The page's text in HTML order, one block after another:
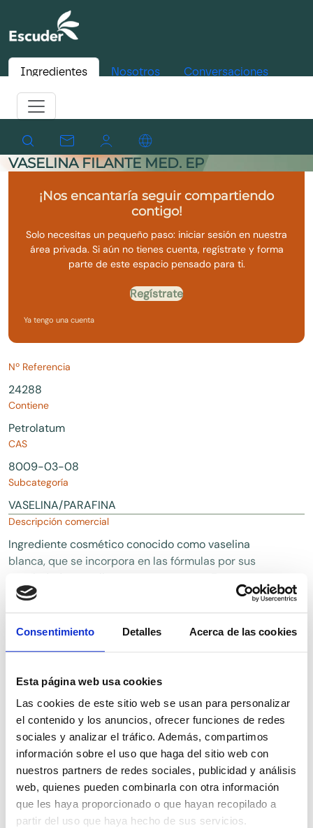
Consentimiento Detalles Acerca de las cookies
Esta página web usa cookies
Las cookies de este sitio web se usan para personalizar
el contenido y los anuncios, ofrecer funciones de redes
sociales y analizar el tráfico. Además, compartimos
información sobre el uso que haga del sitio web con
nuestros partners de redes sociales, publicidad y análisis
web, quienes pueden combinarla con otra información
que les haya proporcionado o que hayan recopilado a
partir del uso que haya hecho de sus servicios.
Ingredientes Nosotros Conversaciones
VASELINA FILANTE MED. EP
¡Nos encantaría seguir compartiendo
contigo!
Solo necesitas un pequeño paso: iniciar sesión en nuestra
área privada. Si aún no tienes cuenta, regístrate y forma
parte de este espacio pensado para ti.
Regístrate
Ya tengo una cuenta
Nº Referencia
24288
Contiene
Petrolatum
CAS
8009-03-08
Subcategoría
VASELINA/PARAFINA
Descripción comercial
Ingrediente cosmético conocido como vaselina
blanca, que se incorpora en las fórmulas por sus
barrera que protege la piel de factores externos a
la vez que retiene la humedad, siendo muy eficaz
para mantener altamente hidratadas las zonas
Solicitar Ficha Técnica
Solicitar Hoja de Seguridad
Presentaciones
Haz click para ver los envases
1KG 5KG 25KG
Ingredientes relacionados